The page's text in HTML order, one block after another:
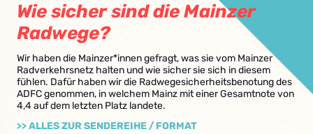
Wie sicher sind die Mainzer
Radwege?
Wir haben die Mainzer*innen gefragt, was sie vom Mainzer
Radverkehrsnetz halten und wie sicher sie sich in diesem
fühlen. Dafür haben wir die Radwegesicherheitsbenotung des
ADFC genommen, in welchem Mainz mit einer Gesamtnote von
4,4 auf dem letzten Platz landete.
>> ALLES ZUR SENDEREIHE / FORMAT